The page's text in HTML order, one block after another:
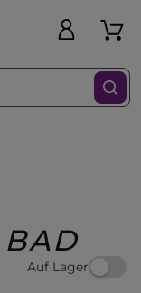
Auf Lager
Filter